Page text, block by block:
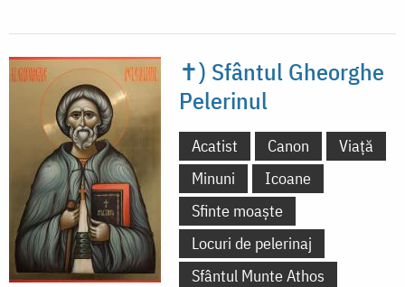
✝) Sfântul Gheorghe
Pelerinul
Acatist Canon
Viață
Minuni
Icoane
Sfinte moaște
Locuri de pelerinaj
Sfântul Munte Athos